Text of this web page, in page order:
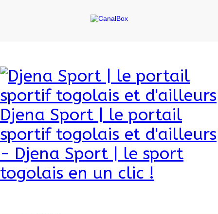
Djena Sport | le portail
sportif togolais et d'ailleurs
- Djena Sport | le sport
togolais en un clic !